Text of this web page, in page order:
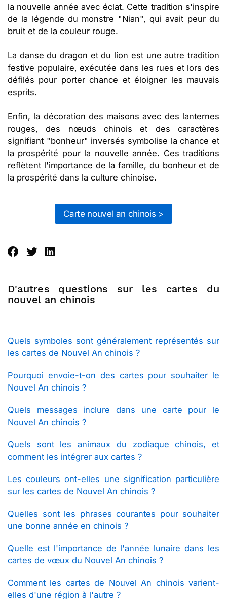
la nouvelle année avec éclat. Cette tradition s'inspire
de la légende du monstre "Nian", qui avait peur du
bruit et de la couleur rouge.
La danse du dragon et du lion est une autre tradition
festive populaire, exécutée dans les rues et lors des
défilés pour porter chance et éloigner les mauvais
esprits.
Enfin, la décoration des maisons avec des lanternes
rouges, des nœuds chinois et des caractères
signifiant "bonheur" inversés symbolise la chance et
la prospérité pour la nouvelle année. Ces traditions
reflètent l'importance de la famille, du bonheur et de
la prospérité dans la culture chinoise.
Carte nouvel an chinois >
D'autres questions sur les cartes du
nouvel an chinois
Quels symboles sont généralement représentés sur
les cartes de Nouvel An chinois ?
Pourquoi envoie-t-on des cartes pour souhaiter le
Nouvel An chinois ?
Quels messages inclure dans une carte pour le
Nouvel An chinois ?
Quels sont les animaux du zodiaque chinois, et
comment les intégrer aux cartes ?
Les couleurs ont-elles une signification particulière
sur les cartes de Nouvel An chinois ?
Quelles sont les phrases courantes pour souhaiter
une bonne année en chinois ?
Quelle est l'importance de l'année lunaire dans les
cartes de vœux du Nouvel An chinois ?
Comment les cartes de Nouvel An chinois varient-
elles d'une région à l'autre ?